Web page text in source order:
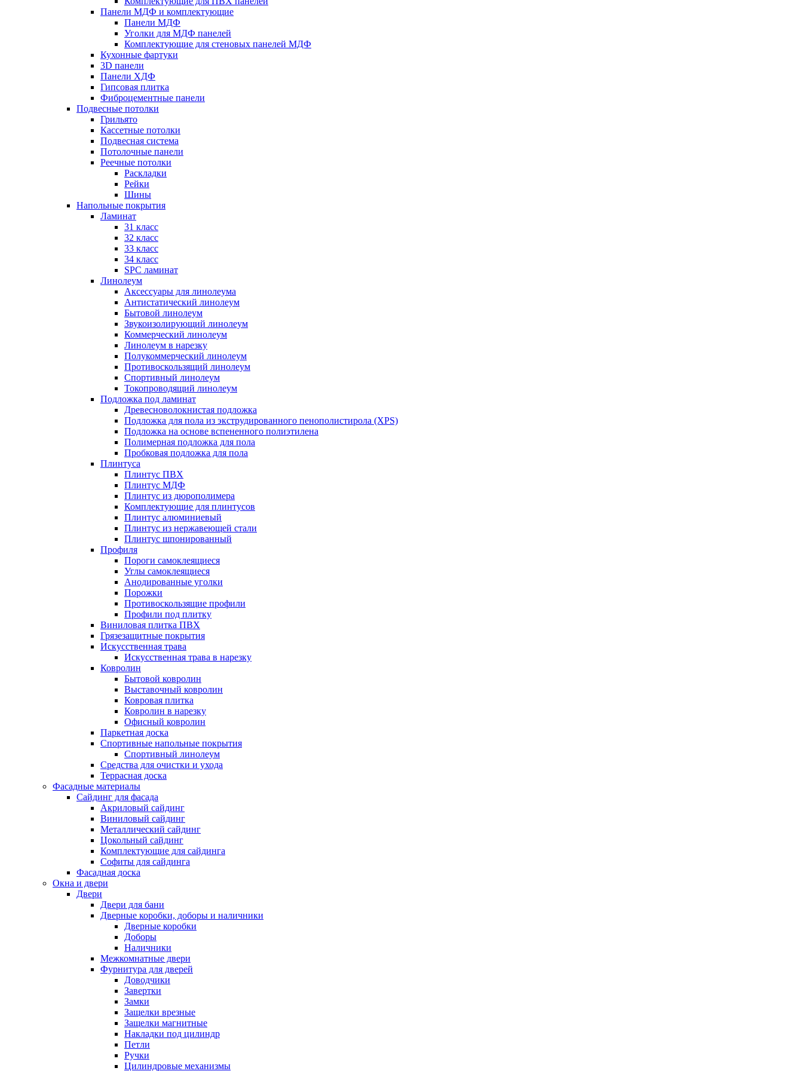
Панели МДФ и комплектующие
Панели МДФ
Уголки для МДФ панелей
Комплектующие для стеновых панелей МДФ
Кухонные фартуки
3D панели
Панели ХДФ
Гипсовая плитка
Фиброцементные панели
Подвесные потолки
Грильято
Кассетные потолки
Подвесная система
Потолочные панели
Реечные потолки
Раскладки
Рейки
Шины
Напольные покрытия
Ламинат
31 класс
32 класс
33 класс
34 класс
SPC ламинат
Линолеум
Аксессуары для линолеума
Антистатический линолеум
Бытовой линолеум
Звукоизолирующий линолеум
Коммерческий линолеум
Линолеум в нарезку
Полукоммерческий линолеум
Противоскользящий линолеум
Спортивный линолеум
Токопроводящий линолеум
Подложка под ламинат
Древесноволокнистая подложка
Подложка для пола из экструдированного пенополистирола (XPS)
Подложка на основе вспененного полиэтилена
Полимерная подложка для пола
Пробковая подложка для пола
Плинтуса
Плинтус ПВХ
Плинтус МДФ
Плинтус из дюрополимера
Комплектующие для плинтусов
Плинтус алюминиевый
Плинтус из нержавеющей стали
Плинтус шпонированный
Профиля
Пороги самоклеящиеся
Углы самоклеящиеся
Анодированные уголки
Порожки
Противоскользящие профили
Профили под плитку
Виниловая плитка ПВХ
Грязезащитные покрытия
Искусственная трава
Искусственная трава в нарезку
Ковролин
Бытовой ковролин
Выставочный ковролин
Ковровая плитка
Ковролин в нарезку
Офисный ковролин
Паркетная доска
Спортивные напольные покрытия
Спортивный линолеум
Средства для очистки и ухода
Террасная доска
Фасадные материалы
Сайдинг для фасада
Акриловый сайдинг
Виниловый сайдинг
Металлический сайдинг
Цокольный сайдинг
Комплектующие для сайдинга
Софиты для сайдинга
Фасадная доска
Окна и двери
Двери
Двери для бани
Дверные коробки, доборы и наличники
Дверные коробки
Доборы
Наличники
Межкомнатные двери
Фурнитура для дверей
Доводчики
Завертки
Замки
Защелки врезные
Защелки магнитные
Накладки под цилиндр
Петли
Ручки
Цилиндровые механизмы